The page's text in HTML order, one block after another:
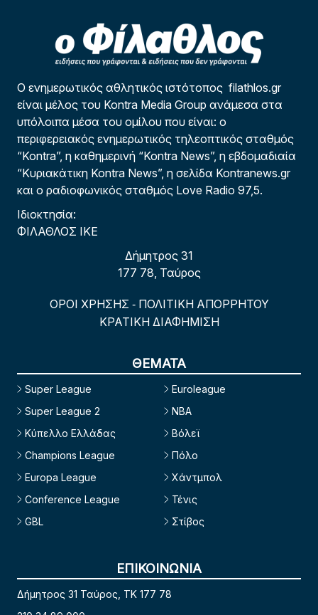
Ο ενημερωτικός αθλητικός ιστότοπος filathlos.gr
είναι μέλος του Kontra Media Group ανάμεσα στα
υπόλοιπα μέσα του ομίλου που είναι: ο
περιφερειακός ενημερωτικός τηλεοπτικός σταθμός
“Kontra”, η καθημερινή “Kontra News”, η εβδομαδιαία
“Κυριακάτικη Kontra News”, η σελίδα Kontranews.gr
και ο ραδιοφωνικός σταθμός Love Radio 97,5.
Ιδιοκτησία:
ΦΙΛΑΘΛΟΣ ΙΚΕ
Δήμητρος 31
177 78, Ταύρος
ΟΡΟΙ ΧΡΗΣΗΣ - ΠΟΛΙΤΙΚΗ ΑΠΟΡΡΗΤΟΥ
ΚΡΑΤΙΚΗ ΔΙΑΦΗΜΙΣΗ
ΘΕΜΑΤΑ
Super League
Super League 2
Κύπελλο Ελλάδας
Champions League
Europa League
Conference League
GBL
Euroleague
NBA
Βόλεϊ
Πόλο
Χάντμπολ
Τένις
Στίβος
ΕΠΙΚΟΙΝΩΝΙΑ
Δήμητρος 31 Ταύρος, TK 177 78